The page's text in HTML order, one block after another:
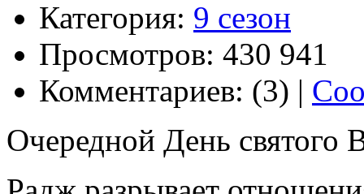
Категория: 9 сезон
Просмотров: 430 941
Комментариев: (3) |
Очередной День святого